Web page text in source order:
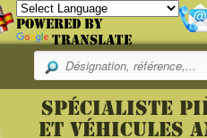
Powered by
Translate
Spécialiste
et véhicules
Merci de remplir le